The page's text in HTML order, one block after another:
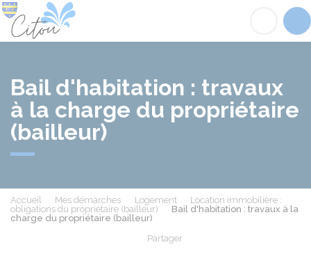
Bail d'habitation : travaux
à la charge du propriétaire
(bailleur)
Accueil Mes démarches Logement
Location immobilière :
obligations du propriétaire (bailleur)
Bail d'habitation : travaux à la
charge du propriétaire (bailleur)
Partager